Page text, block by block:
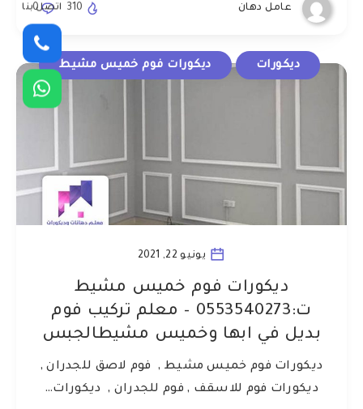
عامل دهان 0 310
ديكورات ديكورات فوم خميس مشيط
يونيو 22, 2021
ديكورات فوم خميس مشيط
ت:0553540273 – معلم تركيب فوم
بديل في ابها وخميس مشيطالجبس
ديكورات فوم خميس مشيط , فوم لاصق للجدران ,
ديكورات فوم للاسقف , فوم للجدران , ديكورات…
اتصل بنا